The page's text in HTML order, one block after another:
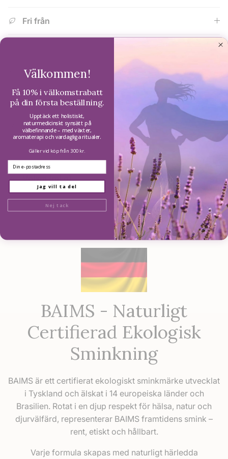
Fri från
Ingredienser
Hur man
Volym (ml,g)
BAIMS - Naturligt
Certifierad Ekologisk
Sminkning
BAIMS är ett certifierat ekologiskt sminkmärke utvecklat
i Tyskland och älskat i 14 europeiska länder och
Brasilien. Rotat i en djup respekt för hälsa, natur och
djurvälfärd, representerar BAIMS framtidens smink –
rent, etiskt och hållbart.
Varje formula skapas med naturligt härledda
Välkommen!
Få 10% i välkomstrabatt
på din första beställning.
Upptäck ett holistiskt,
naturmedicinskt synsätt på
välbefinnande – med växter,
aromaterapi och vardagliga ritualer.
Gäller vid köp från 300 kr.
Jag vill ta del
Nej tack